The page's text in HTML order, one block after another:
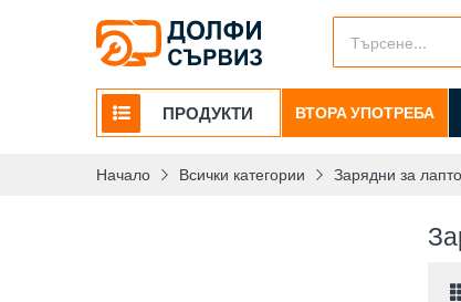
ПРОДУКТИ ВТОРА УПОТРЕБА
Начало Всички категории Зарядни за